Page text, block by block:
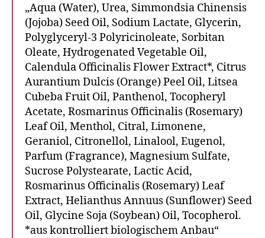
„Aqua (Water), Urea, Simmondsia Chinensis
(Jojoba) Seed Oil, Sodium Lactate, Glycerin,
Polyglyceryl-3 Polyricinoleate, Sorbitan
Oleate, Hydrogenated Vegetable Oil,
Calendula Officinalis Flower Extract*, Citrus
Aurantium Dulcis (Orange) Peel Oil, Litsea
Cubeba Fruit Oil, Panthenol, Tocopheryl
Acetate, Rosmarinus Officinalis (Rosemary)
Leaf Oil, Menthol, Citral, Limonene,
Geraniol, Citronellol, Linalool, Eugenol,
Parfum (Fragrance), Magnesium Sulfate,
Sucrose Polystearate, Lactic Acid,
Rosmarinus Officinalis (Rosemary) Leaf
Extract, Helianthus Annuus (Sunflower) Seed
Oil, Glycine Soja (Soybean) Oil, Tocopherol.
*aus kontrolliert biologischem Anbau“